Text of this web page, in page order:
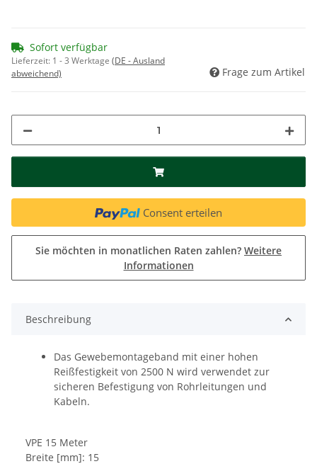
Sofort verfügbar
Lieferzeit: 1 - 3 Werktage (DE - Ausland
abweichend)
Frage zum Artikel
Consent erteilen
Sie möchten in monatlichen Raten zahlen? Weitere
Informationen
Beschreibung
Das Gewebemontageband mit einer hohen
Reißfestigkeit von 2500 N wird verwendet zur
sicheren Befestigung von Rohrleitungen und
Kabeln.
VPE 15 Meter
Breite [mm]: 15